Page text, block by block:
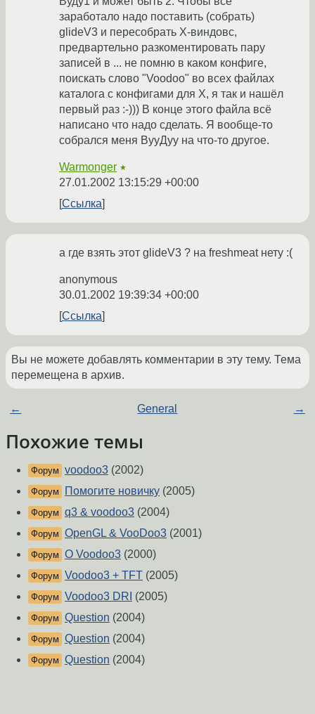
заработало надо поставить (собрать)
glideV3 и пересобрать Х-виндовс,
предвартельно разкоментировать пару
записей в ... не помню в каком конфиге,
поискать слово "Voodoo" во всех файлах
каталога с конфигами для Х, я так и нашёл
первый раз :-))) В конце этого файла всё
написано что надо сделать. Я вообще-то
собрался меня ВууДуу на что-то другое.
Warmonger ★
27.01.2002 13:15:29 +00:00
Ссылка
а где взять этот glideV3 ? на freshmeat нету :(
anonymous
30.01.2002 19:39:34 +00:00
Ссылка
Вы не можете добавлять комментарии в эту тему. Тема
перемещена в архив.
← General →
Похожие темы
Форум voodoo3 (2002)
Форум Помогите новичку (2005)
Форум q3 & voodoo3 (2004)
Форум OpenGL & VooDoo3 (2001)
Форум О Voodoo3 (2000)
Форум Voodoo3 + TFT (2005)
Форум Voodoo3 DRI (2005)
Форум Question (2004)
Форум Question (2004)
Форум Question (2004)